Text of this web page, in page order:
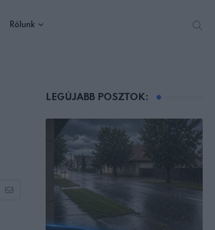
Rólunk
Share
LEGÚJABB POSZTOK: